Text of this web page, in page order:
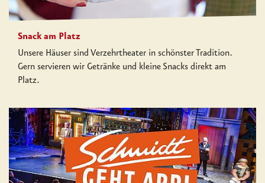
Snack am Platz
Unsere Häuser sind Verzehrtheater in schönster Tradition.
Gern servieren wir Getränke und kleine Snacks direkt am
Platz.